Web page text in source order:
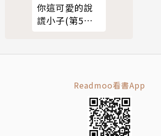
你這可愛的說
謊小子(第5話)
Readmoo看書App